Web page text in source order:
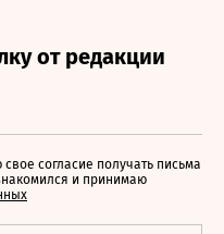
согласие получать письма
и принимаю